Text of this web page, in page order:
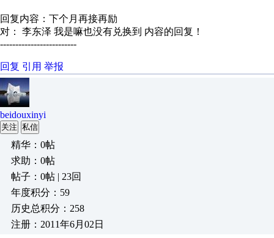
回复内容：下个月再接再励
对： 李东泽 我是嘛也没有兑换到 内容的回复！
-------------------------
回复 引用 举报
beidouxinyi
关注 私信
精华：0帖
求助：0帖
帖子：0帖 | 23回
年度积分：59
历史总积分：258
注册：2011年6月02日